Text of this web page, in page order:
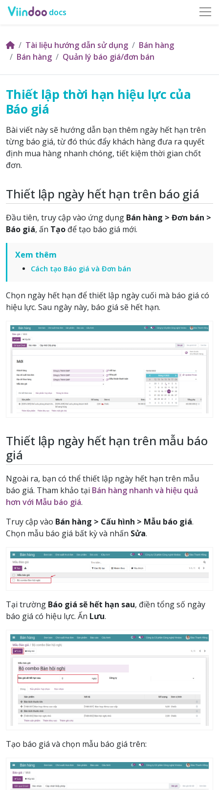
docs
Tài liệu hướng dẫn sử dụng
Bán hàng
Bán hàng
Quản lý báo giá/đơn bán
Thiết lập thời hạn hiệu lực của
Báo giá
Bài viết này sẽ hướng dẫn bạn thêm ngày hết hạn trên
từng báo giá, từ đó thúc đẩy khách hàng đưa ra quyết
định mua hàng nhanh chóng, tiết kiệm thời gian chốt
đơn.
Thiết lập ngày hết hạn trên báo giá
Đầu tiên, truy cập vào ứng dụng Bán hàng > Đơn bán >
Báo giá, ấn Tạo để tạo báo giá mới.
Xem thêm
Cách tạo Báo giá và Đơn bán
Chọn ngày hết hạn để thiết lập ngày cuối mà báo giá có
hiệu lực. Sau ngày này, báo giá sẽ hết hạn.
Thiết lập ngày hết hạn trên mẫu báo
giá
Ngoài ra, bạn có thể thiết lập ngày hết hạn trên mẫu
báo giá. Tham khảo tại Bán hàng nhanh và hiệu quả
hơn với Mẫu báo giá.
Truy cập vào Bán hàng > Cấu hình > Mẫu báo giá.
Chọn mẫu báo giá bất kỳ và nhấn Sửa.
Tại trường Báo giá sẽ hết hạn sau, điền tổng số ngày
báo giá có hiệu lực. Ấn Lưu.
Tạo báo giá và chọn mẫu báo giá trên: